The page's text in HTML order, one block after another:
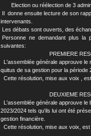
Election ou réélection de 3
Il donne ensuite lecture de son
intervenants.
Les débats sont ouverts, des
Personne ne demandant plus la
suivantes:
PREMIERE
L'assemblée générale approuve le
quitus de sa gestion pour la période
Cette résolution, mise aux voix ,
DEUXIEME
L'assemblée générale approuve le
2023/2024 tels qu'ils lui ont été
gestion financière.
Cette résolution, mise aux voix,